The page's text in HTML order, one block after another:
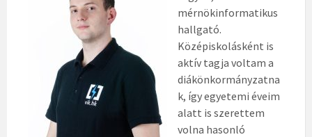
mérnökinformatikus
hallgató.
Középiskolásként is
aktív tagja voltam a
diákönkormányzatna
k, így egyetemi éveim
alatt is szerettem
volna hasonló